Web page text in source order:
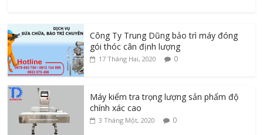
Công Ty Trung Dũng bảo trì máy đóng
gói thóc cân định lượng
17 Tháng Hai, 2020 0
Máy kiểm tra trọng lượng sản phẩm độ
chính xác cao
3 Tháng Một, 2020 0